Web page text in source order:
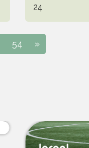
24
54 »